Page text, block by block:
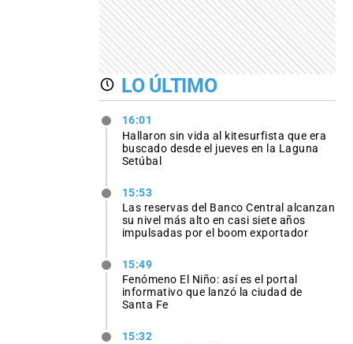
LO ÚLTIMO
16:01
Hallaron sin vida al kitesurfista que era
buscado desde el jueves en la Laguna
Setúbal
15:53
Las reservas del Banco Central alcanzan
su nivel más alto en casi siete años
impulsadas por el boom exportador
15:49
Fenómeno El Niño: así es el portal
informativo que lanzó la ciudad de
Santa Fe
15:32